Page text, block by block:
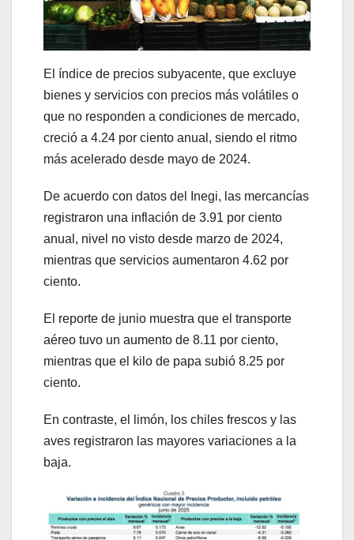
El índice de precios subyacente, que excluye
bienes y servicios con precios más volátiles o
que no responden a condiciones de mercado,
creció a 4.24 por ciento anual, siendo el ritmo
más acelerado desde mayo de 2024.
De acuerdo con datos del Inegi, las mercancías
registraron una inflación de 3.91 por ciento
anual, nivel no visto desde marzo de 2024,
mientras que servicios aumentaron 4.62 por
ciento.
El reporte de junio muestra que el transporte
aéreo tuvo un aumento de 8.11 por ciento,
mientras que el kilo de papa subió 8.25 por
ciento.
En contraste, el limón, los chiles frescos y las
aves registraron las mayores variaciones a la
baja.